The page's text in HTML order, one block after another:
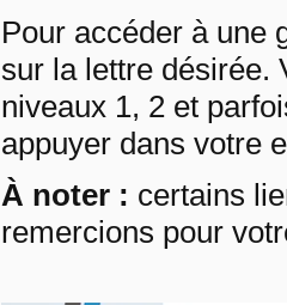
Pour accéder à une
sur la lettre désirée.
niveaux 1, 2 et
appuyer dans votre
À noter : certains
remercions pour